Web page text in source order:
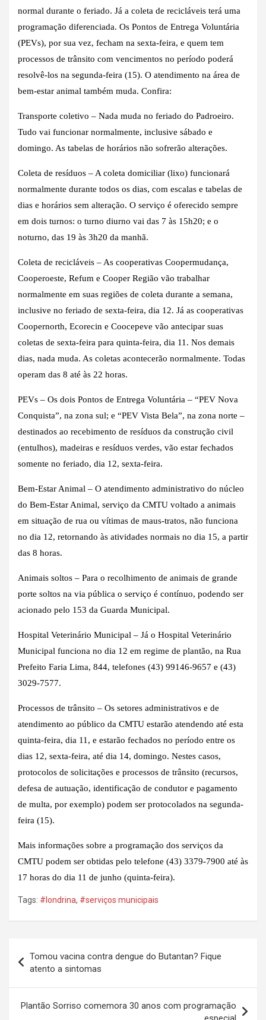
normal durante o feriado. Já a coleta de recicláveis terá uma
programação diferenciada. Os Pontos de Entrega Voluntária
(PEVs), por sua vez, fecham na sexta-feira, e quem tem
processos de trânsito com vencimentos no período poderá
resolvê-los na segunda-feira (15). O atendimento na área de
bem-estar animal também muda. Confira:
Transporte coletivo – Nada muda no feriado do Padroeiro.
Tudo vai funcionar normalmente, inclusive sábado e
domingo. As tabelas de horários não sofrerão alterações.
Coleta de resíduos – A coleta domiciliar (lixo) funcionará
normalmente durante todos os dias, com escalas e tabelas de
dias e horários sem alteração. O serviço é oferecido sempre
em dois turnos: o turno diurno vai das 7 às 15h20; e o
noturno, das 19 às 3h20 da manhã.
Coleta de recicláveis – As cooperativas Coopermudança,
Cooperoeste, Refum e Cooper Região vão trabalhar
normalmente em suas regiões de coleta durante a semana,
inclusive no feriado de sexta-feira, dia 12. Já as cooperativas
Coopernorth, Ecorecin e Coocepeve vão antecipar suas
coletas de sexta-feira para quinta-feira, dia 11. Nos demais
dias, nada muda. As coletas acontecerão normalmente. Todas
operam das 8 até às 22 horas.
PEVs – Os dois Pontos de Entrega Voluntária – “PEV Nova
Conquista”, na zona sul; e “PEV Vista Bela”, na zona norte –
destinados ao recebimento de resíduos da construção civil
(entulhos), madeiras e resíduos verdes, vão estar fechados
somente no feriado, dia 12, sexta-feira.
Bem-Estar Animal – O atendimento administrativo do núcleo
do Bem-Estar Animal, serviço da CMTU voltado a animais
em situação de rua ou vítimas de maus-tratos, não funciona
no dia 12, retornando às atividades normais no dia 15, a partir
das 8 horas.
Animais soltos – Para o recolhimento de animais de grande
porte soltos na via pública o serviço é contínuo, podendo ser
acionado pelo 153 da Guarda Municipal.
Hospital Veterinário Municipal – Já o Hospital Veterinário
Municipal funciona no dia 12 em regime de plantão, na Rua
Prefeito Faria Lima, 844, telefones (43) 99146-9657 e (43)
3029-7577.
Processos de trânsito – Os setores administrativos e de
atendimento ao público da CMTU estarão atendendo até esta
quinta-feira, dia 11, e estarão fechados no período entre os
dias 12, sexta-feira, até dia 14, domingo. Nestes casos,
protocolos de solicitações e processos de trânsito (recursos,
defesa de autuação, identificação de condutor e pagamento
de multa, por exemplo) podem ser protocolados na segunda-
feira (15).
Mais informações sobre a programação dos serviços da
CMTU podem ser obtidas pelo telefone (43) 3379-7900 até às
17 horas do dia 11 de junho (quinta-feira).
Tags: #londrina, #serviços municipais
de
Post
Tomou vacina contra dengue do Butantan? Fique
atento a sintomas
Plantão Sorriso comemora 30 anos com programação